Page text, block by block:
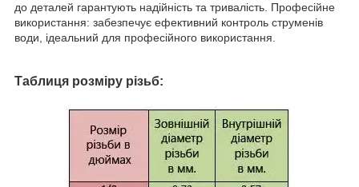
до деталей гарантують надійність та тривалість. Професійне
використання: забезпечує ефективний контроль струменів
води, ідеальний для професійного використання.
Таблиця розміру різьб: